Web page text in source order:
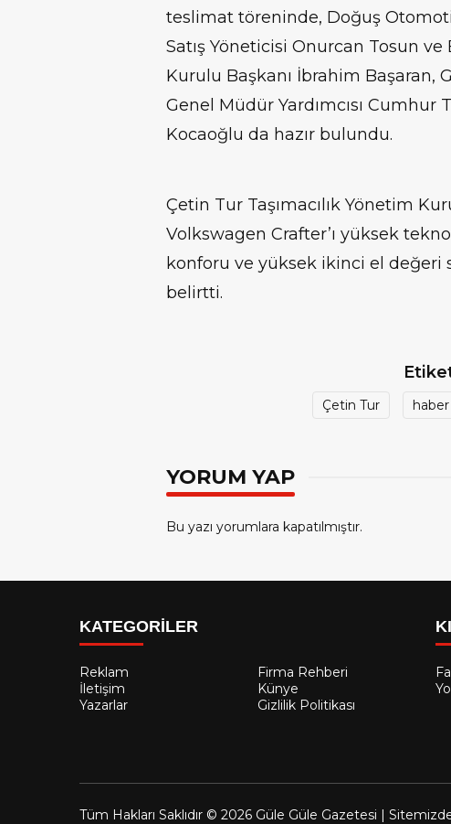
teslimat töreninde, Doğuş
Satış Yöneticisi Onurcan Tosun
Kurulu Başkanı İbrahim Başaran,
Genel Müdür Yardımcısı Cumhur
Kocaoğlu da hazır bulundu.
Çetin Tur Taşımacılık Yönetim
Volkswagen Crafter’ı yüksek
konforu ve yüksek ikinci el
belirtti.
Çetin Tur haber
YORUM YAP
Bu yazı yorumlara kapatılmıştır.
KATEGORİLER
Reklam
Firma Rehberi
İletişim
Künye
Yazarlar
Gizlilik Politikası
Tüm Hakları Saklıdır © 2026 Güle Güle Gazetesi |